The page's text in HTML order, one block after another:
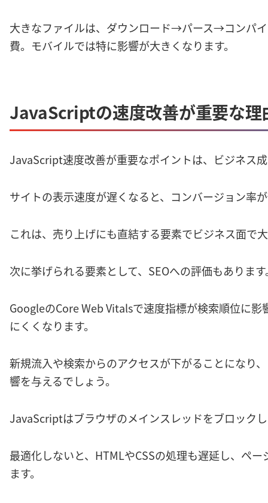
大きなファイルは、ダウンロード→パース→コンパ
費。モバイルでは特に影響が大きくなります。
JavaScriptの速度改善が重要な理
JavaScript速度改善が重要なポイントは、ビジネス
サイトの表示速度が遅くなると、コンバージョン率
これは、売り上げにも直結する要素でビジネス面で
次に挙げられる要素として、SEOへの評価もあります
GoogleのCore Web Vitalsで速度指標が検索順位に
にくくなります。
新規流入や検索からのアクセスが下がることになり
響を与えるでしょう。
JavaScriptはブラウザのメインスレッドをブロック
最適化しないと、HTMLやCSSの処理も遅延し、ペ
ます。